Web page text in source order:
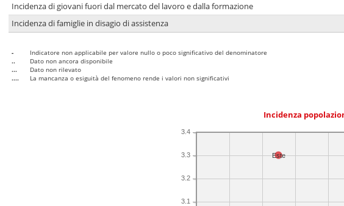
Incidenza di giovani fuori dal mercato del lavoro e dalla formazione
Incidenza di famiglie in disagio di assistenza
-
Indicatore non applicabile per valore nullo o poco significativo del denominatore
..
Dato non ancora disponibile
...
Dato non rilevato
....
La mancanza o esiguità del fenomeno rende i valori non significativi
Incidenza
3.1
3.2
3.3
3.4
Este